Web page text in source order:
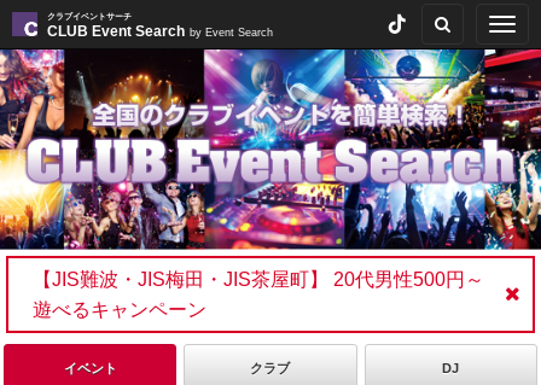
クラブイベントサーチ
CLUB Event Search by Event Search
【JIS難波・JIS梅田・JIS茶屋町】 20代男性500円～
遊べるキャンペーン
イベント クラブ DJ